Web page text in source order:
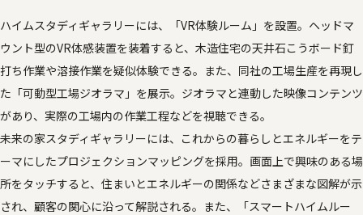
ハイムスタディギャラリーには、「VR体験ルーム」を設置。ヘッドマ
ウント型のVR体感装置を装着すると、木造住宅の天井石こうボード釘
打ち作業や溶接作業を疑似体験できる。また、同社の工場生産を再現し
た「可動型工場ジオラマ」を展示。ジオラマと連動した映像コンテンツ
があり、実際の工場内の作業工程などを視聴できる。
未来の家スタディギャラリーには、これからの暮らしとエネルギーをテ
ーマにしたプロジェクションマッピングを採用。画面上で興味のある場
所をタッチすると、住まいとエネルギーの関係などさまざまな図解が示
され、顧客の関心に沿って解説される。また、「スマートハイムルー